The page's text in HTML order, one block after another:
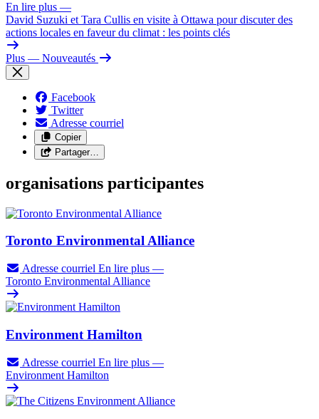
En lire plus —
David Suzuki et Tara Cullis en visite à Ottawa pour discuter des
actions locales en faveur du climat : les points clés
Plus — Nouveautés
Facebook
Twitter
Adresse courriel
Copier
Partager…
organisations participantes
Toronto Environmental Alliance
Adresse courriel En lire plus —
Toronto Environmental Alliance
Environment Hamilton
Adresse courriel En lire plus —
Environment Hamilton